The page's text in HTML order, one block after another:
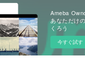
Ameba
あなただけ
くろう
今すぐ試す